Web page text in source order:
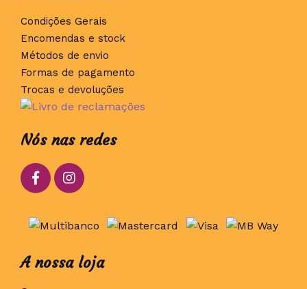
Condições Gerais
Encomendas e stock
Métodos de envio
Formas de pagamento
Trocas e devoluções
Nós nas redes
A nossa loja